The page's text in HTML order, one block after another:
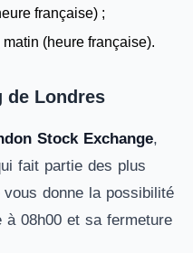
française) ;
(heure française).
de Londres
Stock Exchange,
fait partie des plus
donne la possibilité
à 08h00 et sa fermeture